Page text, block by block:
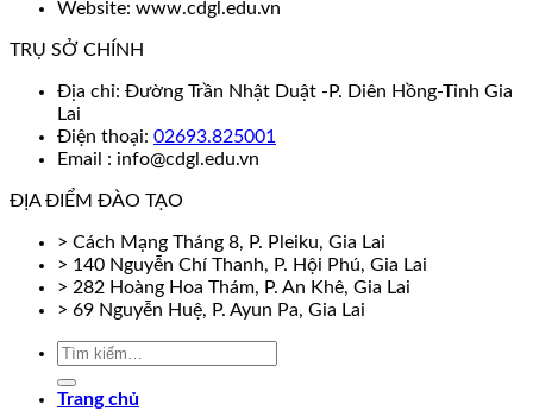
Website: www.cdgl.edu.vn
TRỤ SỞ CHÍNH
Địa chỉ: Đường Trần Nhật Duật -P. Diên Hồng-Tỉnh Gia
Lai
Điện thoại: 02693.825001
Email : info@cdgl.edu.vn
ĐỊA ĐIỂM ĐÀO TẠO
> Cách Mạng Tháng 8, P. Pleiku, Gia Lai
> 140 Nguyễn Chí Thanh, P. Hội Phú, Gia Lai
> 282 Hoàng Hoa Thám, P. An Khê, Gia Lai
> 69 Nguyễn Huệ, P. Ayun Pa, Gia Lai
Trang chủ